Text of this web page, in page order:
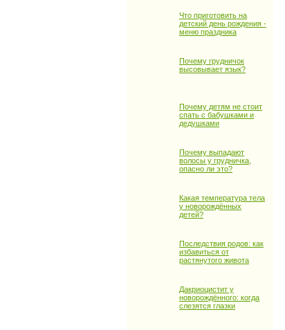
Что приготовить на
детский день рождения -
меню праздника
Почему грудничок
высовывает язык?
Почему детям не стоит
спать с бабушками и
дедушками
Почему выпадают
волосы у грудничка,
опасно ли это?
Какая температура тела
у новорождённых
детей?
Последствия родов: как
избавиться от
растянутого живота
Дакриоцистит у
новорождённого: когда
слезятся глазки